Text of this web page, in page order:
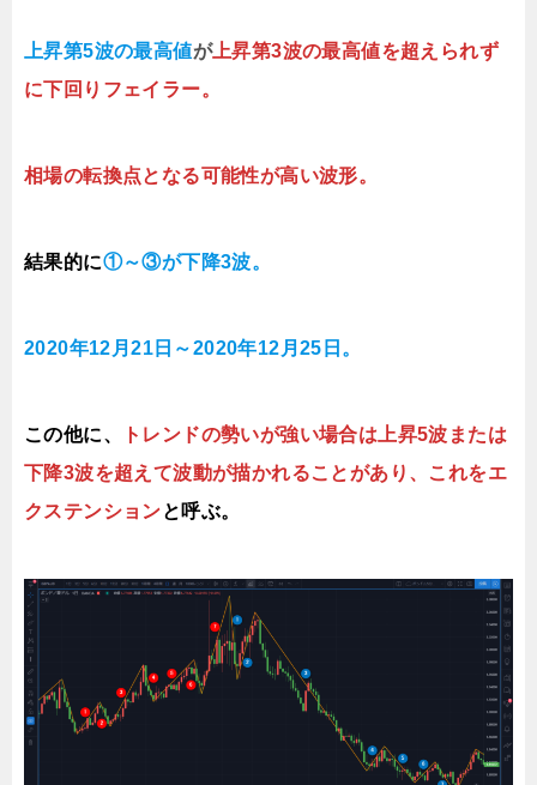
上昇第5波の最高値が上昇第3波の最高値を超えられず
に下回りフェイラー。
相場の転換点となる可能性が高い波形。
結果的に①～③が下降3波。
2020年12月21日～2020年12月25日。
この他に、
トレンドの勢いが強い場合は上昇5波または
下降3波を超えて波動が描かれることがあり、これをエ
クステンションと呼ぶ。